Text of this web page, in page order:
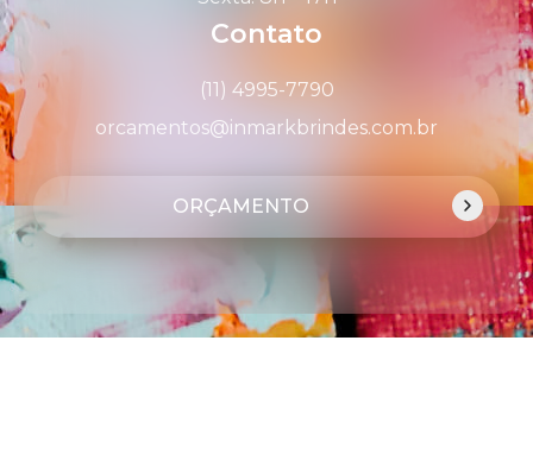
Contato
(11) 4995-7790
orcamentos@inmarkbrindes.com.br
ORÇAMENTO